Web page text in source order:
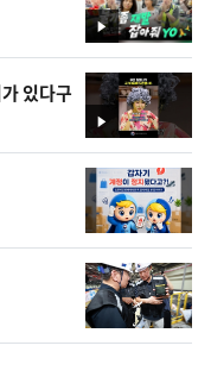
영
상
영
상
있다구